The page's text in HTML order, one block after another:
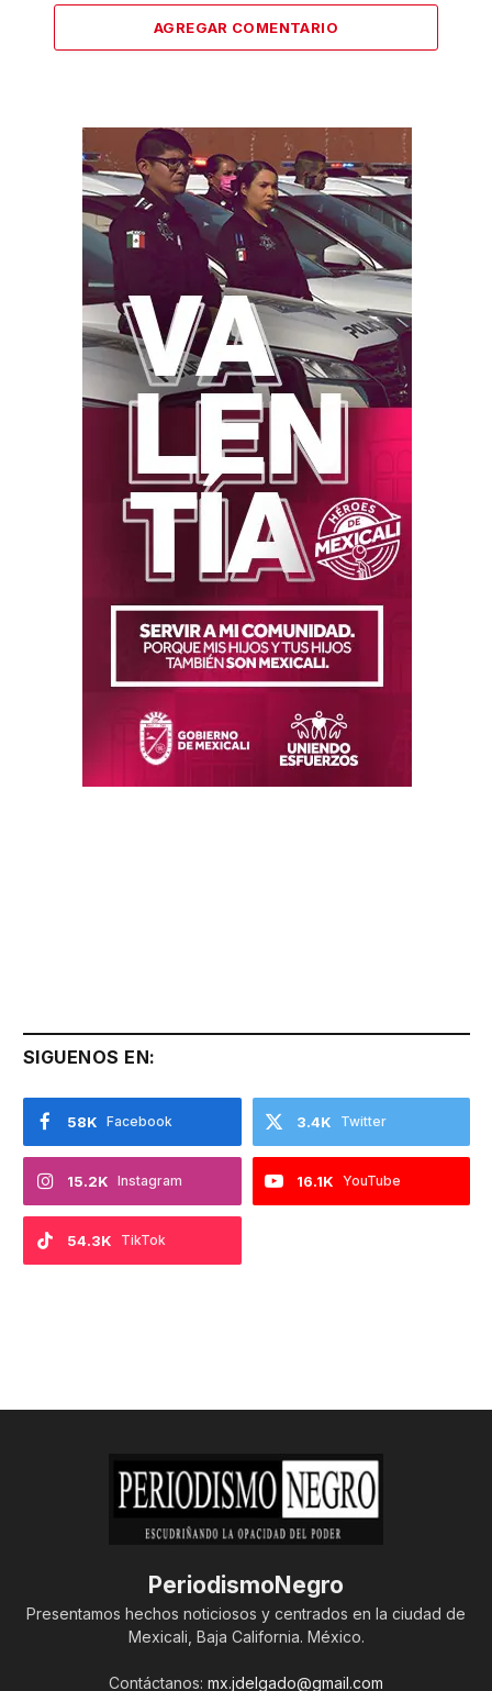
AGREGAR COMENTARIO
SIGUENOS EN:
Facebook
58K Twitter
3.4K
Instagram
15.2K YouTube
16.1K
TikTok
54.3K
PeriodismoNegro
Presentamos hechos noticiosos y centrados en la ciudad de
Mexicali, Baja California. México.
Contáctanos: mx.jdelgado@gmail.com